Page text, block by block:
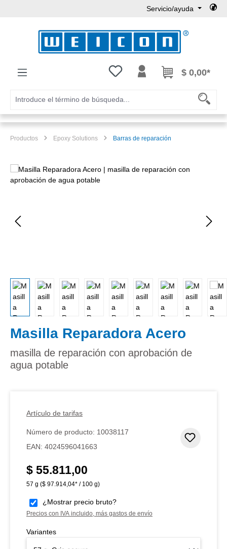
Servicio/ayuda
Tienes 0 artículos en tu lista de
$ 0,00*
Productos Epoxy Solutions Barras de reparación
Omitir galería de imágenes
Masilla Reparadora Acero
masilla de reparación con aprobación de
agua potable
Artículo de tarifas
Número de producto: 10038117
EAN: 4024596041663
Precio normal:
$ 55.811,00
57 g ($ 97.914,04* / 100 g)
¿Mostrar precio bruto?
Precios con IVA incluido, más gastos de envío
Variantes